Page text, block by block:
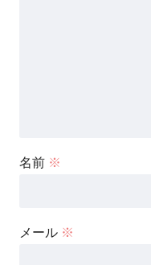
名前 ※
メール ※